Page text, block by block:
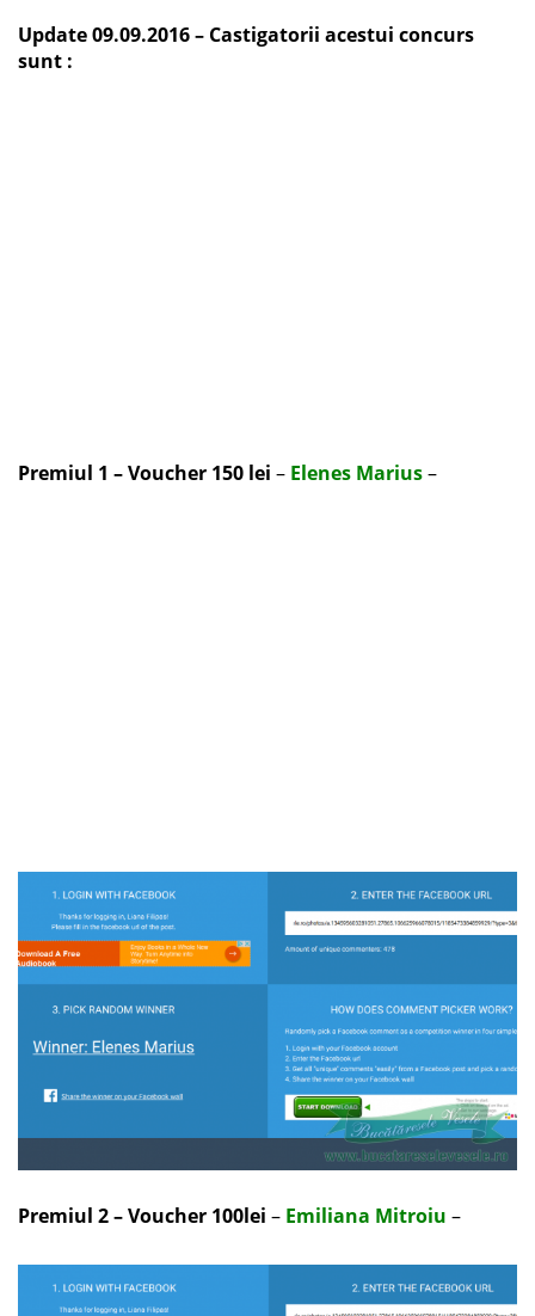
Update 09.09.2016 – Castigatorii acestui concurs
sunt :
Premiul 1 – Voucher 150 lei – Elenes Marius–
Premiul 2 – Voucher 100lei – Emiliana Mitroiu –